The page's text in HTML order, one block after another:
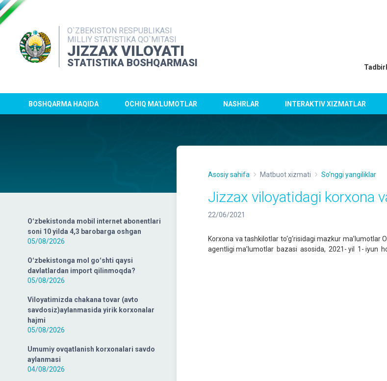
O`ZBEKISTON RESPUBLIKASI
MILLIY STATISTIKA QO`MITASI
JIZZAX VILOYATI
STATISTIKA BOSHQARMASI
BOSHQARMA HAQIDA OCHIQ MA'LUMOTLAR NASHRLAR INTERAKTIV XIZMATLAR
Oʻzbekistonda mobil internet abonentlari
soni 10 yilda 4,3 barobarga oshgan
05/08/2026
Oʻzbekistonga mol goʻshti qaysi
davlatlardan import qilinmoqda?
05/08/2026
Viloyatimizda chakana tovar (avto
savdosiz)aylanmasida yirik korxonalar
hajmi
05/08/2026
Umumiy ovqatlanish korxonalari savdo
aylanmasi
04/08/2026
Asosiy sahifa Matbuot xizmati So'nggi yangiliklar
Jizzax viloyatidagi korxona
22/06/2021
Korxona va tashkilotlar to‘g‘risidagi mazkur
agentligi ma’lumotlar bazasi asosida, 2021- yil 1- iyun